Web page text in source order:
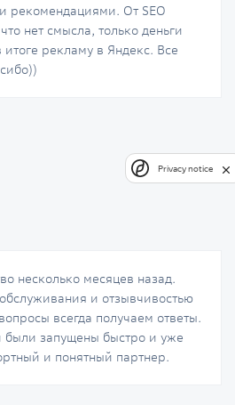
рекомендациями. От SEO
нет смысла, только деньги
рекламу в Яндекс. Все
несколько месяцев назад.
и отзывчивостью
всегда получаем ответы.
запущены быстро и уже
и понятный партнер.
Privacy notice